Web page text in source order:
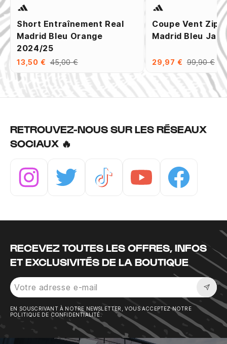
Short Entraînement Real
Madrid Bleu Orange
2024/25
13,50 € 45,00 €
Coupe Vent
Madrid Bleu
29,97 € 99,90 €
RETROUVEZ-NOUS SUR LES RÉSEAUX
SOCIAUX 🔥
RECEVEZ TOUTES LES OFFRES, INFOS
ET EXCLUSIVITÉS DE LA BOUTIQUE
EN SOUSCRIVANT À NOTRE NEWSLETTER, VOUS ACCEPTEZ NOTRE
POLITIQUE DE CONFIDENTIALITÉ.